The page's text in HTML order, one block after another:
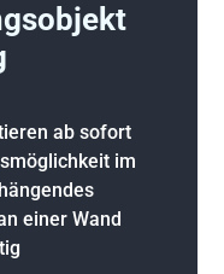
ab sofort
im
einer Wand